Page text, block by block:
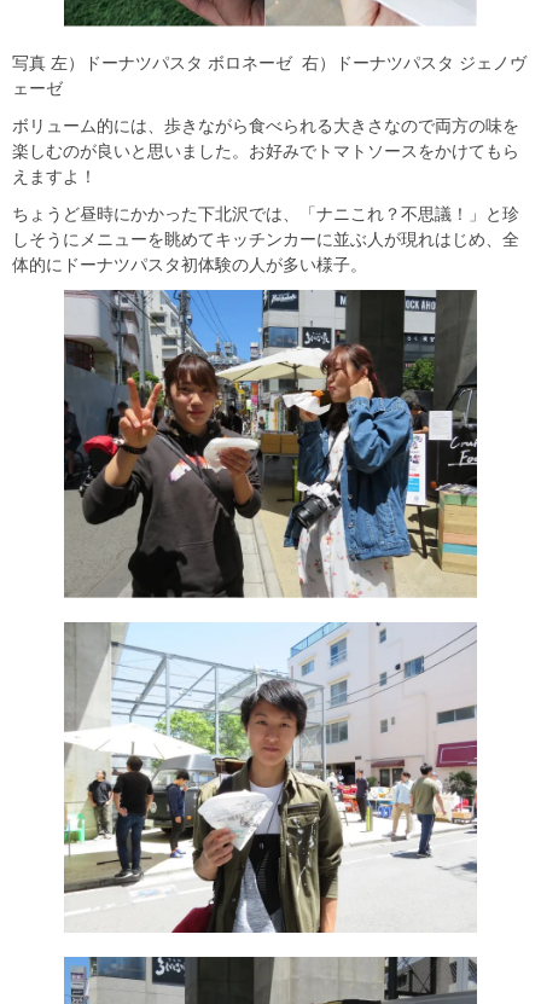
写真 左）ドーナツパスタ ボロネーゼ 右）ドーナツパスタ ジェノヴ
ェーゼ
ボリューム的には、歩きながら食べられる大きさなので両方の味を
楽しむのが良いと思いました。お好みでトマトソースをかけてもら
えますよ！
ちょうど昼時にかかった下北沢では、「ナニこれ？不思議！」と珍
しそうにメニューを眺めてキッチンカーに並ぶ人が現れはじめ、全
体的にドーナツパスタ初体験の人が多い様子。